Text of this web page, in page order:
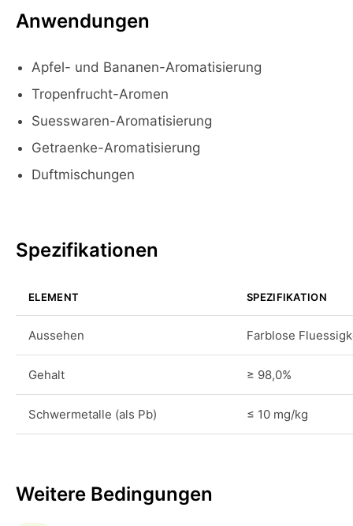
Anwendungen
Apfel- und Bananen-Aromatisierung
Tropenfrucht-Aromen
Suesswaren-Aromatisierung
Getraenke-Aromatisierung
Duftmischungen
Spezifikationen
ELEMENT SPEZIFIKATION
Aussehen Farblose
Gehalt ≥ 98,0%
Schwermetalle (als Pb) ≤ 10 mg/kg
Weitere Bedingungen